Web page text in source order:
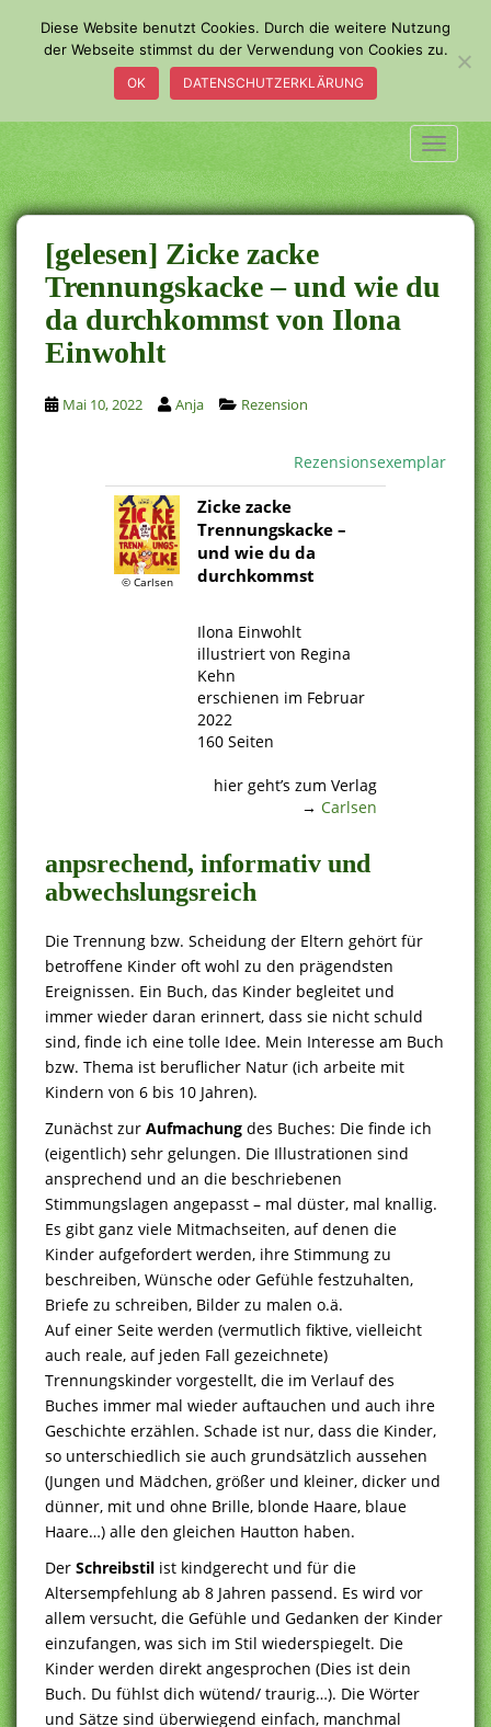
m
a
i
n
c
o
n
t
e
n
t
[gelesen] Zicke zacke
Trennungskacke – und wie du
da durchkommst von Ilona
Einwohlt
Mai 10, 2022 Anja Rezension
Rezensionsexemplar
© Carlsen
Zicke zacke
Trennungskacke –
und wie du da
durchkommst
Ilona Einwohlt
illustriert von Regina
Kehn
erschienen im Februar
2022
160 Seiten
hier geht’s zum Verlag
→ Carlsen
anpsrechend, informativ und
abwechslungsreich
Die Trennung bzw. Scheidung der Eltern gehört für
betroffene Kinder oft wohl zu den prägendsten
Ereignissen. Ein Buch, das Kinder begleitet und
immer wieder daran erinnert, dass sie nicht schuld
sind, finde ich eine tolle Idee. Mein Interesse am Buch
bzw. Thema ist beruflicher Natur (ich arbeite mit
Kindern von 6 bis 10 Jahren).
Zunächst zur Aufmachung des Buches: Die finde ich
(eigentlich) sehr gelungen. Die Illustrationen sind
ansprechend und an die beschriebenen
Stimmungslagen angepasst – mal düster, mal knallig.
Es gibt ganz viele Mitmachseiten, auf denen die
Kinder aufgefordert werden, ihre Stimmung zu
beschreiben, Wünsche oder Gefühle festzuhalten,
Briefe zu schreiben, Bilder zu malen o.ä.
Auf einer Seite werden (vermutlich fiktive, vielleicht
auch reale, auf jeden Fall gezeichnete)
Trennungskinder vorgestellt, die im Verlauf des
Buches immer mal wieder auftauchen und auch ihre
Geschichte erzählen. Schade ist nur, dass die Kinder,
so unterschiedlich sie auch grundsätzlich aussehen
(Jungen und Mädchen, größer und kleiner, dicker und
dünner, mit und ohne Brille, blonde Haare, blaue
Haare…) alle den gleichen Hautton haben.
Der Schreibstil ist kindgerecht und für die
Altersempfehlung ab 8 Jahren passend. Es wird vor
allem versucht, die Gefühle und Gedanken der Kinder
einzufangen, was sich im Stil wiederspiegelt. Die
Kinder werden direkt angesprochen (Dies ist dein
Buch. Du fühlst dich wütend/ traurig…). Die Wörter
und Sätze sind überwiegend einfach, manchmal
Diese Website benutzt Cookies. Durch die weitere Nutzung
der Webseite stimmst du der Verwendung von Cookies zu.
OK DATENSCHUTZERKLÄRUNG